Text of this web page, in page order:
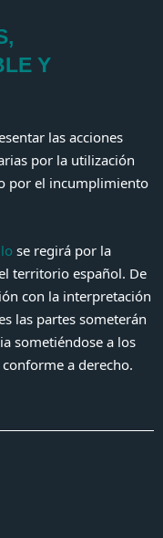
Y
las acciones
por la utilización
por el incumplimiento
se regirá por la
territorio español. De
con la interpretación
las partes someterán
sometiéndose a los
a derecho.